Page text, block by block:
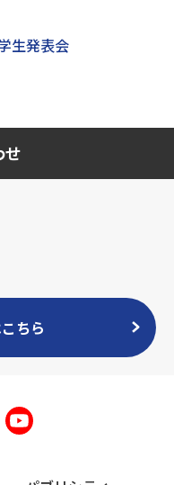
生発表会
せ
ちら